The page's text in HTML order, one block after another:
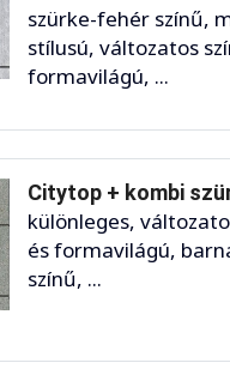
szürke-fehér színű,
stílusú, változatos
formavilágú, ...
Citytop + kombi
különleges,
és formavilágú,
színű, ...